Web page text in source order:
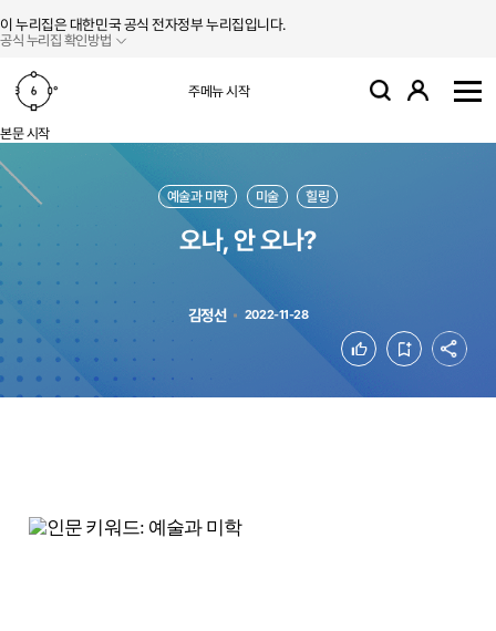
이 누리집은 대한민국 공식 전자정부 누리집입니다.
공식 누리집 확인방법
주메뉴 시작 검색 로그인
본문 시작
예술과 미학 미술 힐링
오나, 안 오나?
김정선 2022-11-28
좋아요 북마크